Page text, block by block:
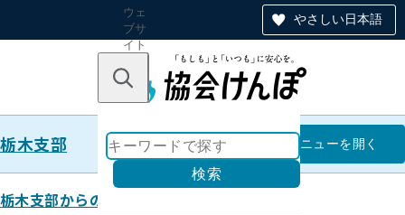
やさしい日本語
ウェ
ブサ
イト
のナ
ン
キーワードで探す
検索
栃木支部 栃木支部
メニューを開く
栃木支部からのお知らせ